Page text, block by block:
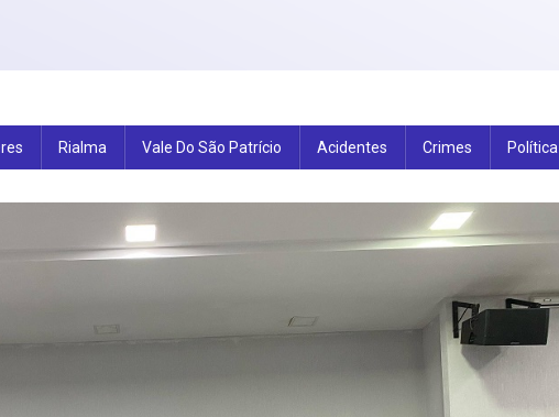
Rialma Vale Do São Patrício Acidentes Crimes Política